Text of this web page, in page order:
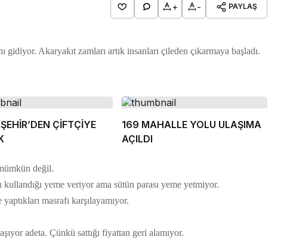
+ - PAYLAŞ
Akaryakıt zamları artık insanları çileden çıkarmaya başladı.
ÇİFTÇİYE
169 MAHALLE YOLU ULAŞIMA
AÇILDI
değil.
kullandığı yeme veriyor ama sütün parası yeme yetmiyor.
masrafı karşılayamıyor.
adeta. Çünkü sattığı fiyattan geri alamıyor.